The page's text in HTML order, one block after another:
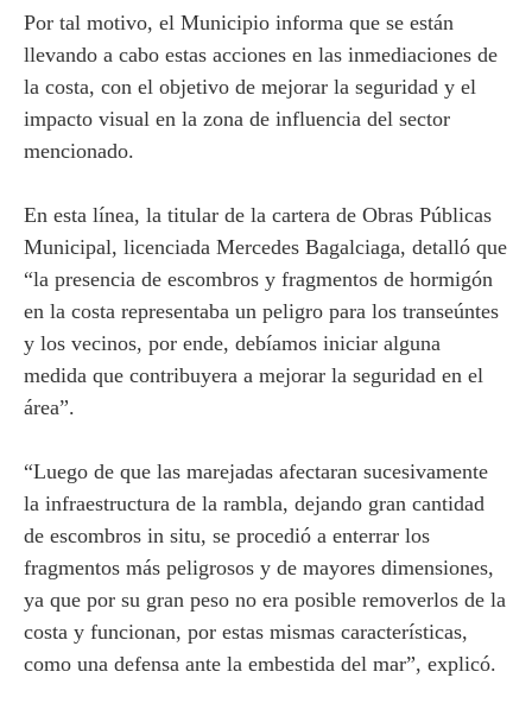
Por tal motivo, el Municipio informa que se están
llevando a cabo estas acciones en las inmediaciones de
la costa, con el objetivo de mejorar la seguridad y el
impacto visual en la zona de influencia del sector
mencionado.
En esta línea, la titular de la cartera de Obras Públicas
Municipal, licenciada Mercedes Bagalciaga, detalló que
“la presencia de escombros y fragmentos de hormigón
en la costa representaba un peligro para los transeúntes
y los vecinos, por ende, debíamos iniciar alguna
medida que contribuyera a mejorar la seguridad en el
área”.
“Luego de que las marejadas afectaran sucesivamente
la infraestructura de la rambla, dejando gran cantidad
de escombros in situ, se procedió a enterrar los
fragmentos más peligrosos y de mayores dimensiones,
ya que por su gran peso no era posible removerlos de la
costa y funcionan, por estas mismas características,
como una defensa ante la embestida del mar”, explicó.